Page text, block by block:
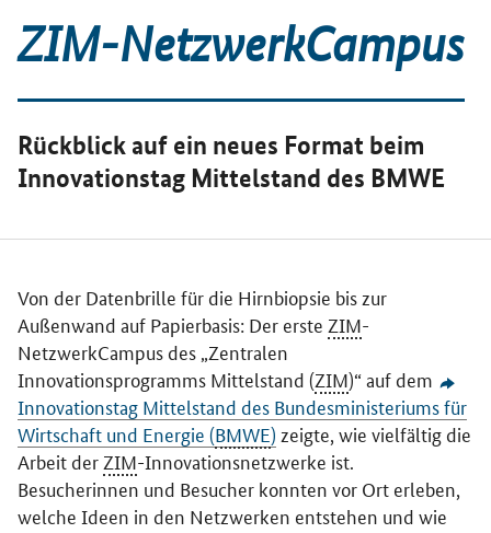
ZIM-NetzwerkCampus
Rückblick auf ein neues Format beim
Innovationstag Mittelstand des BMWE
Von der Datenbrille für die Hirnbiopsie bis zur
Außenwand auf Papierbasis: Der erste ZIM-
NetzwerkCampus des „Zentralen
Innovationsprogramms Mittelstand (ZIM)“ auf dem
Innovationstag Mittelstand des Bundesministeriums für
Wirtschaft und Energie (BMWE) zeigte, wie vielfältig die
Arbeit der ZIM-Innovationsnetzwerke ist.
Besucherinnen und Besucher konnten vor Ort erleben,
welche Ideen in den Netzwerken entstehen und wie